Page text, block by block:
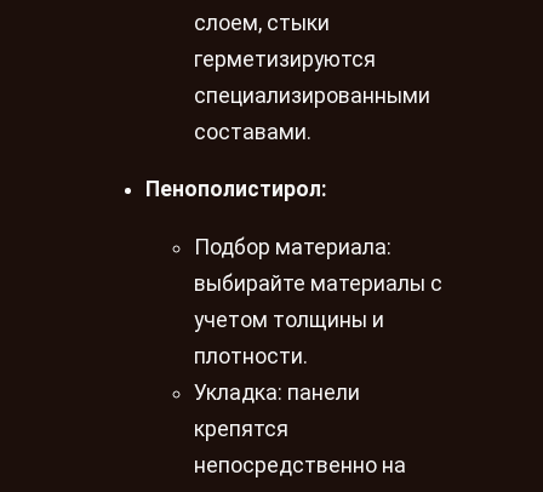
слоем, стыки
герметизируются
специализированными
составами.
Пенополистирол:
Подбор материала:
выбирайте материалы с
учетом толщины и
плотности.
Укладка: панели
крепятся
непосредственно на